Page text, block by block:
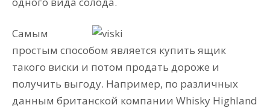
Самым
простым способом является купить ящик
такого виски и потом продать дороже и
получить выгоду. Например, по различных
данным британской компании Whisky Highland